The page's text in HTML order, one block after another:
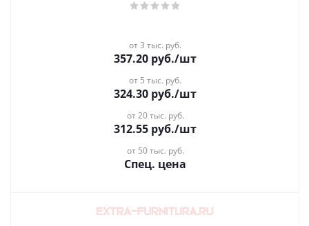
от 3 тыс. руб.
357.20 руб./шт
от 5 тыс. руб.
324.30 руб./шт
от 20 тыс. руб.
312.55 руб./шт
от 50 тыс. руб.
Спец. цена